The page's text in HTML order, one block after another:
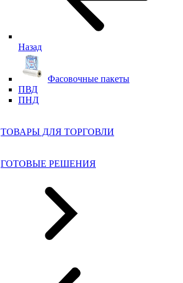
Назад
Фасовочные пакеты
ПВД
ПНД
ТОВАРЫ ДЛЯ ТОРГОВЛИ
ГОТОВЫЕ РЕШЕНИЯ